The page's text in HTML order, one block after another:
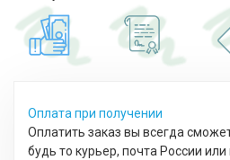
Оплата при получении
Оплатить заказ вы всегда
будь то курьер, почта России